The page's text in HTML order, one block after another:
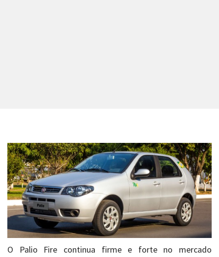
O Palio Fire continua firme e forte no mercado